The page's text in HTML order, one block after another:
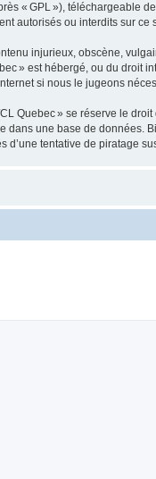
« GPL »), téléchargeable
autorisés ou interdits sur ce
injurieux, obscène,
» est hébergé, ou du droit
si nous le jugeons
Quebec » se réserve le
dans une base de données.
d’une tentative de piratage